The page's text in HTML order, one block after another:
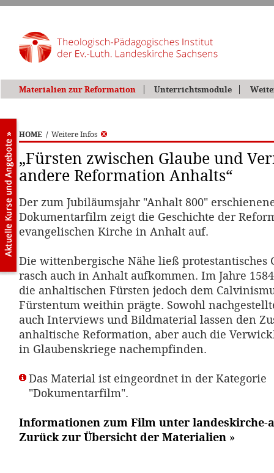
Materialien zur Reformation Unterrichtsmodule
HOME / Weitere Infos
„Fürsten zwischen Glaube und
andere Reformation Anhalts“
Der zum Jubiläumsjahr "Anhalt 800"
Dokumentarfilm zeigt die Geschichte der
evangelischen Kirche in Anhalt auf.
Die wittenbergische Nähe ließ protestantisches
rasch auch in Anhalt aufkommen. Im Jahre
die anhaltischen Fürsten jedoch dem
Fürstentum weithin prägte. Sowohl
auch Interviews und Bildmaterial lassen den
anhaltische Reformation, aber auch die
in Glaubenskriege nachempfinden.
Das Material ist eingeordnet in der Kategorie
"Dokumentarfilm".
Informationen zum Film unter landeskirche-
Zurück zur Übersicht der Materialien »